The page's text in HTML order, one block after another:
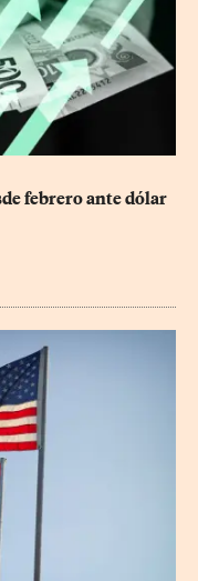
febrero ante dólar